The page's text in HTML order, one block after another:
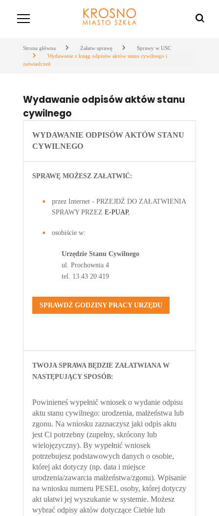
Strona główna Załatw sprawę
Sprawy w USC
Wydawanie z ksiąg odpisów aktów stanu cywilnego i
zaświadczeń
Wydawanie odpisów aktów stanu
cywilnego
WYDAWANIE ODPISÓW AKTÓW STANU
CYWILNEGO
SPRAWĘ MOŻESZ ZAŁATWIĆ:
przez Internet - PRZEJDŹ DO ZAŁATWIENIA
SPRAWY PRZEZ E-PUAP,
osobiście w:
Urzędzie Stanu Cywilnego
ul. Prochownia 4
tel. 13 43 20 419
SPRAWDŹ GODZINY PRACY URZĘDU
TWOJA SPRAWA BĘDZIE ZAŁATWIANA W
NASTĘPUJĄCY SPOSÓB:
Powinieneś wypełnić wniosek o wydanie odpisu
aktu stanu cywilnego: urodzenia, małżeństwa lub
zgonu. Na wniosku zaznaczysz jaki odpis aktu
jest Ci potrzebny (zupełny, skrócony lub
wielojęzyczny). By wypełnić wniosek
potrzebujesz podstawowych danych o osobie,
której akt dotyczy (np. data i miejsce
urodzenia/zawarcia małżeństwa/zgonu). Wpisanie
na wniosku numeru PESEL osoby, której dotyczy
akt ułatwi jej wyszukanie w systemie. Możesz
wybrać odpisy aktów dotyczące Ciebie lub